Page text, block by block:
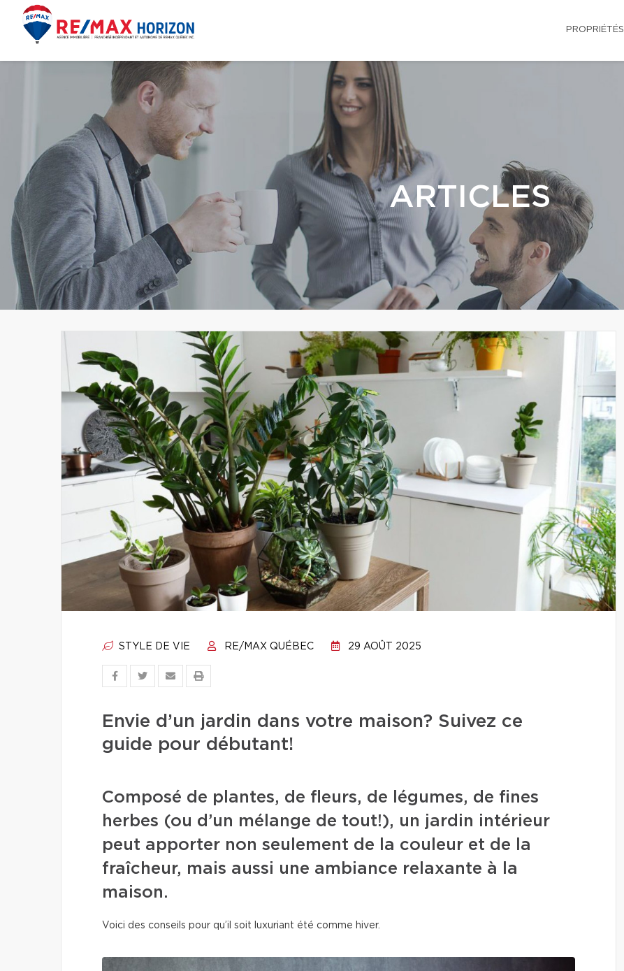
PROPRIÉTÉS
ARTICLES
STYLE DE VIE RE/MAX QUÉBEC 29 AOÛT 2025
Envie d’un jardin dans votre maison? Suivez ce
guide pour débutant!
Composé de plantes, de fleurs, de légumes, de fines
herbes (ou d’un mélange de tout!), un jardin intérieur
peut apporter non seulement de la couleur et de la
fraîcheur, mais aussi une ambiance relaxante à la
maison.
Voici des conseils pour qu’il soit luxuriant été comme hiver.